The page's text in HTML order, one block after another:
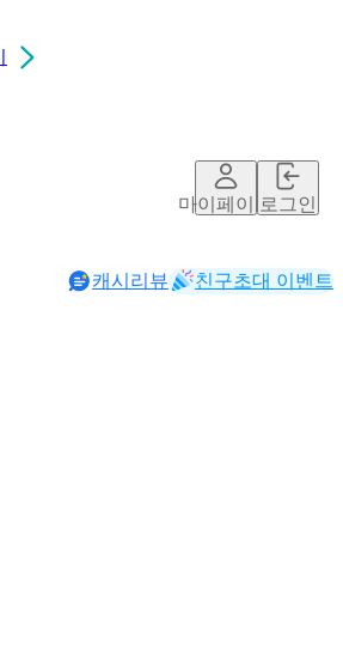
마이페이지로그인
캐시리뷰 친구초대 이벤트